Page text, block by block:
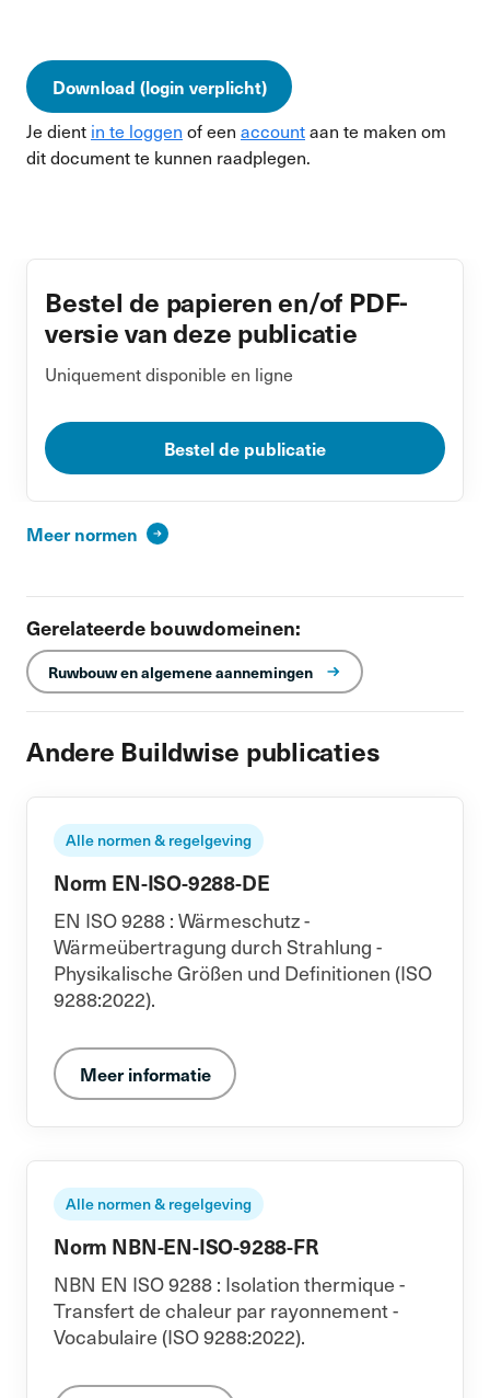
Download (login verplicht)
Je dient in te loggen of een accountaan te maken om
dit document te kunnen raadplegen.
Bestel de papieren en/of PDF-
versie van deze publicatie
Uniquement disponible en ligne
Bestel de publicatie
Meer normen
Gerelateerde bouwdomeinen:
Ruwbouw en algemene aannemingen
Andere Buildwise publicaties
Alle normen & regelgeving
Norm EN-ISO-9288-DE
EN ISO 9288 : Wärmeschutz -
Wärmeübertragung durch Strahlung -
Physikalische Größen und Definitionen (ISO
9288:2022).
Meer informatie
Alle normen & regelgeving
Norm NBN-EN-ISO-9288-FR
NBN EN ISO 9288 : Isolation thermique -
Transfert de chaleur par rayonnement -
Vocabulaire (ISO 9288:2022).